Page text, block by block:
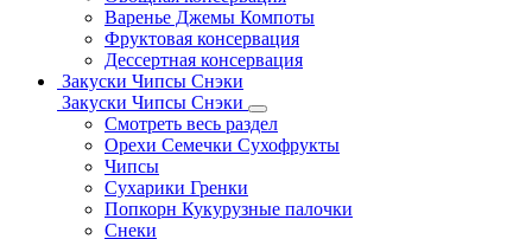
Варенье Джемы Компоты
Фруктовая консервация
Дессертная консервация
Закуски Чипсы Снэки
Закуски Чипсы Снэки
Смотреть весь раздел
Орехи Семечки Сухофрукты
Чипсы
Сухарики Гренки
Попкорн Кукурузные палочки
Снеки